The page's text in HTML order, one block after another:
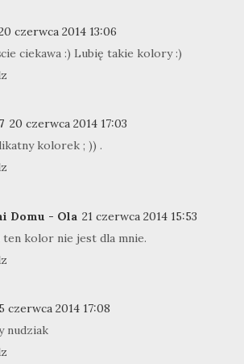
czerwca 2014 13:06
ciekawa :) Lubię takie kolory :)
20 czerwca 2014 17:03
kolorek ; )) .
Domu - Ola 21 czerwca 2014 15:53
ten kolor nie jest dla mnie.
czerwca 2014 17:08
nudziak